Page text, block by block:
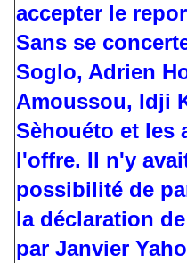
accepter le
Sans se
Soglo, Adrien
Amoussou, Idji
Sèhouéto et les
l'offre. Il n'y
possibilité de
la déclaration
par Janvier